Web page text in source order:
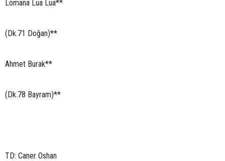
Lomana Lua Lua**
(Dk.71 Doğan)**
Ahmet Burak**
(Dk.78 Bayram)**
TD: Caner Oshan